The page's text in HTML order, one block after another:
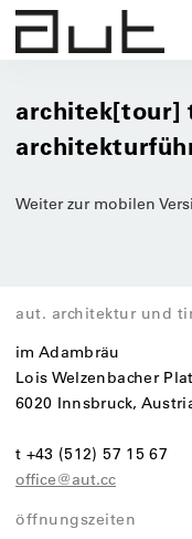
architek[tour]
Weiter zur mobilen
aut. architektur und
im Adambräu
Lois Welzenbacher
6020 Innsbruck,
t +43 (512) 57 15 67
office@aut.cc
öffnungszeiten